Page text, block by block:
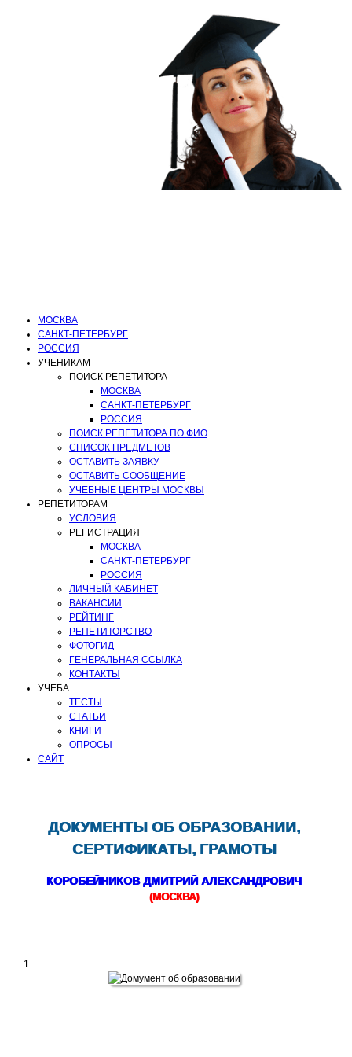
МОСКВА
САНКТ-ПЕТЕРБУРГ
РОССИЯ
УЧЕНИКАМ
ПОИСК РЕПЕТИТОРА
МОСКВА
САНКТ-ПЕТЕРБУРГ
РОССИЯ
ПОИСК РЕПЕТИТОРА ПО ФИО
СПИСОК ПРЕДМЕТОВ
ОСТАВИТЬ ЗАЯВКУ
ОСТАВИТЬ СООБЩЕНИЕ
УЧЕБНЫЕ ЦЕНТРЫ МОСКВЫ
РЕПЕТИТОРАМ
УСЛОВИЯ
РЕГИСТРАЦИЯ
МОСКВА
САНКТ-ПЕТЕРБУРГ
РОССИЯ
ЛИЧНЫЙ КАБИНЕТ
ВАКАНСИИ
РЕЙТИНГ
РЕПЕТИТОРСТВО
ФОТОГИД
ГЕНЕРАЛЬНАЯ ССЫЛКА
КОНТАКТЫ
УЧЕБА
ТЕСТЫ
СТАТЬИ
КНИГИ
ОПРОСЫ
САЙТ
ДОКУМЕНТЫ ОБ ОБРАЗОВАНИИ,
СЕРТИФИКАТЫ, ГРАМОТЫ
КОРОБЕЙНИКОВ ДМИТРИЙ АЛЕКСАНДРОВИЧ
(МОСКВА)
1